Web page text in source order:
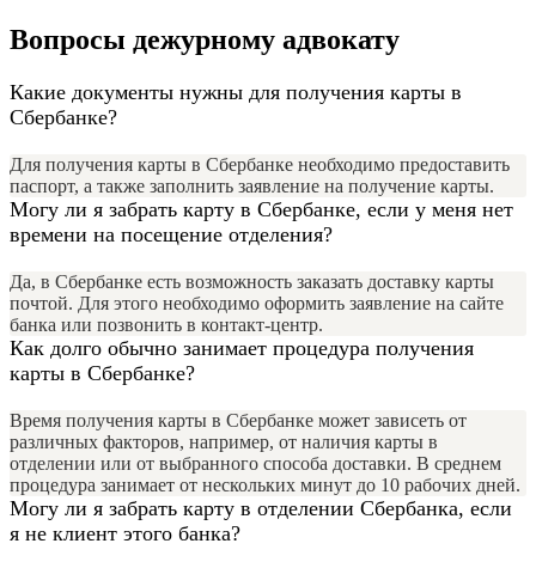
Вопросы дежурному адвокату
Какие документы нужны для получения карты в
Сбербанке?
Для получения карты в Сбербанке необходимо предоставить
паспорт, а также заполнить заявление на получение карты.
Могу ли я забрать карту в Сбербанке, если у меня нет
времени на посещение отделения?
Да, в Сбербанке есть возможность заказать доставку карты
почтой. Для этого необходимо оформить заявление на сайте
банка или позвонить в контакт-центр.
Как долго обычно занимает процедура получения
карты в Сбербанке?
Время получения карты в Сбербанке может зависеть от
различных факторов, например, от наличия карты в
отделении или от выбранного способа доставки. В среднем
процедура занимает от нескольких минут до 10 рабочих дней.
Могу ли я забрать карту в отделении Сбербанка, если
я не клиент этого банка?